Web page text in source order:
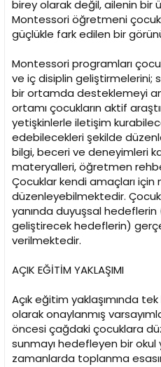
birey olarak değil, ailenin bir
Montessori öğretmeni
güçlükle fark edilen bir
Montessori programları
ve iç disiplin geliştirmelerini;
bir ortamda desteklemeyi
ortamı çocukların aktif
yetişkinlerle iletişim
edebilecekleri şekilde
bilgi, beceri ve deneyimleri
materyalleri, öğretmen
Çocuklar kendi amaçları
düzenleyebilmektedir.
yanında duyuşsal hedeflerin
geliştirecek hedeflerin)
verilmektedir.
AÇIK EĞİTİM YAKLAŞIMI
Açık eğitim yaklaşımında
olarak onaylanmış
öncesi çağdaki çocuklara
sunmayı hedefleyen bir okul
zamanlarda toplanma